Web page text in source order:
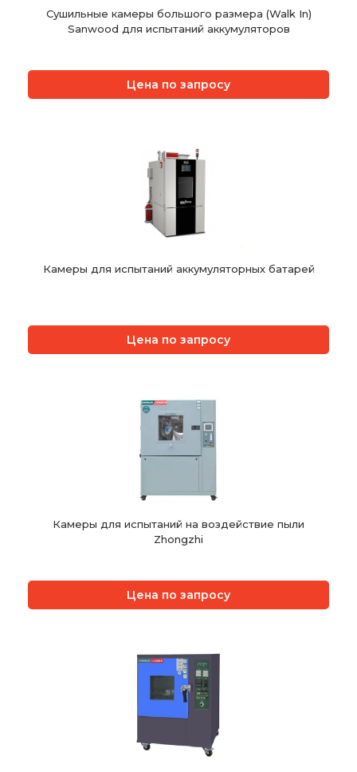
Сушильные камеры большого размера (Walk In)
Sanwood для испытаний аккумуляторов
Цена по запросу
Камеры для испытаний аккумуляторных батарей
Цена по запросу
Камеры для испытаний на воздействие пыли
Zhongzhi
Цена по запросу